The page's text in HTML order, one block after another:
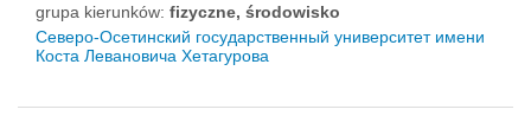
grupa kierunków: fizyczne, środowisko
Северо-Осетинский государственный университет имени
Коста Левановича Хетагурова